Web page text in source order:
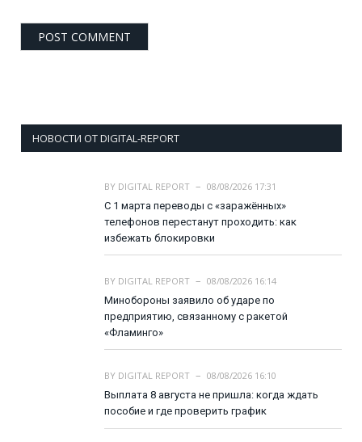
НОВОСТИ ОТ DIGITAL-REPORT
BY DIGITAL REPORT
08/08/2026 17:31
С 1 марта переводы с «заражённых»
телефонов перестанут проходить: как
избежать блокировки
BY DIGITAL REPORT
08/08/2026 16:14
Минобороны заявило об ударе по
предприятию, связанному с ракетой
«Фламинго»
BY DIGITAL REPORT
08/08/2026 16:10
Выплата 8 августа не пришла: когда ждать
пособие и где проверить график